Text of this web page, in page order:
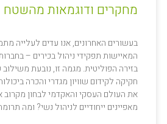
מחקרים ודוגמאות מהשטח
בעשורים האחרונים, אנו עדים לעלייה
המאיישות תפקידי ניהול בכירים –
בזירה הפוליטית. מגמה זו, נובעת
חקיקה לקידום שוויון מגדרי והכרה
את העולם העסקי והאקדמי לבחון
מאפיינים ייחודיים לניהול נשי? ומה